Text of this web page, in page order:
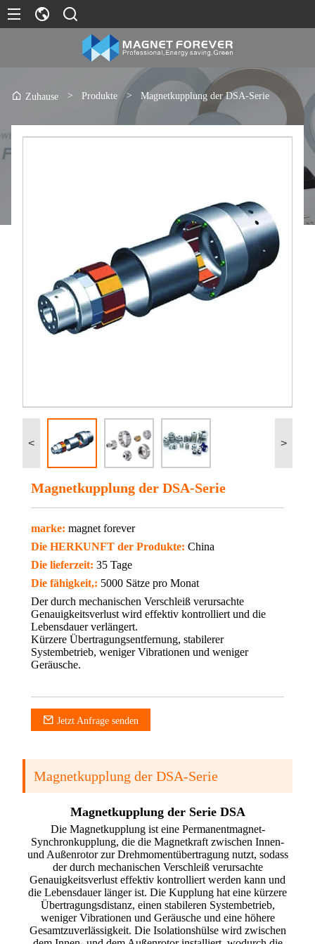
Zuhause > Produkte > Magnetkupplung der DSA-Serie
< >
Magnetkupplung der DSA-Serie
marke: magnet forever
Die HERKUNFT der Produkte: China
Die lieferzeit: 35 Tage
Die fähigkeit,: 5000 Sätze pro Monat
Der durch mechanischen Verschleiß verursachte
Genauigkeitsverlust wird effektiv kontrolliert und die
Lebensdauer verlängert.
Kürzere Übertragungsentfernung, stabilerer
Systembetrieb, weniger Vibrationen und weniger
Geräusche.
Jetzt Anfrage senden
Magnetkupplung der DSA-Serie
Magnetkupplung der Serie DSA
Die Magnetkupplung ist eine Permanentmagnet-
Synchronkupplung, die die Magnetkraft zwischen Innen-
und Außenrotor zur Drehmomentübertragung nutzt, sodass
der durch mechanischen Verschleiß verursachte
Genauigkeitsverlust effektiv kontrolliert werden kann und
die Lebensdauer länger ist. Die Kupplung hat eine kürzere
Übertragungsdistanz, einen stabileren Systembetrieb,
weniger Vibrationen und Geräusche und eine höhere
Gesamtzuverlässigkeit. Die Isolationshülse wird zwischen